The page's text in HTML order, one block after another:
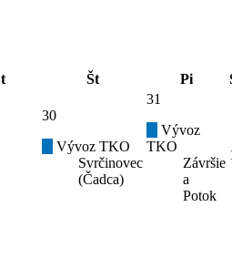
Št Pi
30
Vývoz TKO
Svrčinovec
(Čadca)
31
Vývoz
TKO
Závršie
a
Potok